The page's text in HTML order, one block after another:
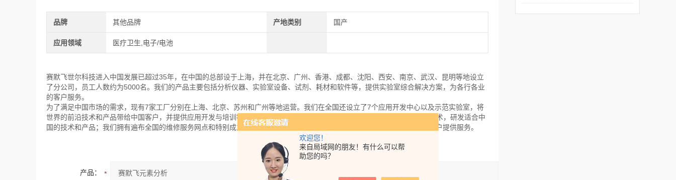
欢迎您！
来自局域网的朋友！有什么可以帮
助您的吗？
品牌 其他品牌 产地类别 国产
应用领域 医疗卫生,电子/电池
赛默飞世尔科技进入中国发展已超过35年，在中国的总部设于上海，并在北京、广州、香港、成都、沈阳、西安、南京、武汉、昆明等地设立
了分公司，员工人数约为5000名。我们的产品主要包括分析仪器、实验室设备、试剂、耗材和软件等，提供实验室综合解决方案，为各行各业
的客户服务。
为了满足中国市场的需求，现有7家工厂分别在上海、北京、苏州和广州等地运营。我们在全国还设立了7个应用开发中心以及示范实验室，将
世界的前沿技术和产品带给中国客户，并提供应用开发与培训等多项服务；位于上海的中国创新中心结合中国市场的需求和*技术，研发适合中
国的技术和产品；我们拥有遍布全国的维修服务网点和特别成立的中国技术培训团队，在全国有超过2600名专业人员直接为客户提供服务。
产品：